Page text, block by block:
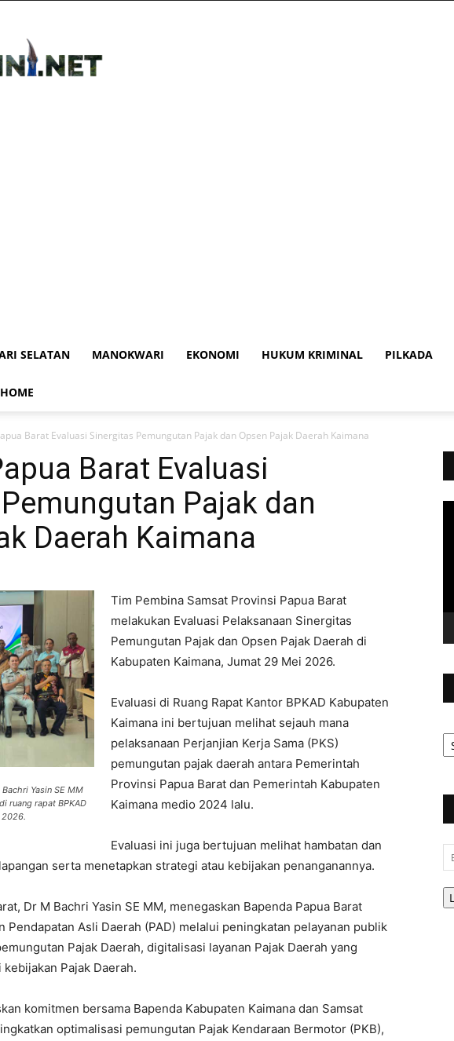
SELATAN MANOKWARI EKONOMI HUKUM KRIMINAL PILKADA
HOME
Barat Evaluasi Sinergitas Pemungutan Pajak dan Opsen Pajak Daerah Kaimana
Barat Evaluasi
Pajak dan
Daerah Kaimana
Yasin SE MM
ruang rapat BPKAD
2026.
Tim Pembina Samsat Provinsi Papua Barat
melakukan Evaluasi Pelaksanaan Sinergitas
Pemungutan Pajak dan Opsen Pajak Daerah di
Kabupaten Kaimana, Jumat 29 Mei 2026.
Evaluasi di Ruang Rapat Kantor BPKAD Kabupaten
Kaimana ini bertujuan melihat sejauh mana
pelaksanaan Perjanjian Kerja Sama (PKS)
pemungutan pajak daerah antara Pemerintah
Provinsi Papua Barat dan Pemerintah Kabupaten
Kaimana medio 2024 lalu.
Evaluasi ini juga bertujuan melihat hambatan dan
serta menetapkan strategi atau kebijakan penanganannya.
Dr M Bachri Yasin SE MM, menegaskan Bapenda Papua Barat
Pendapatan Asli Daerah (PAD) melalui peningkatan pelayanan publik
Pajak Daerah, digitalisasi layanan Pajak Daerah yang
Pajak Daerah.
komitmen bersama Bapenda Kabupaten Kaimana dan Samsat
optimalisasi pemungutan Pajak Kendaraan Bermotor (PKB),